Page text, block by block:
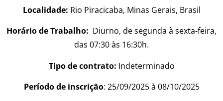
Localidade: Rio Piracicaba, Minas Gerais, Brasil
Horário de Trabalho: Diurno, de segunda à sexta-feira,
das 07:30 às 16:30h.
Tipo de contrato: Indeterminado
Período de inscrição: 25/09/2025 à 08/10/2025